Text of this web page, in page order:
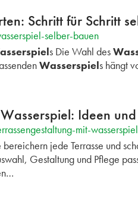
Schritt für Schritt
selber-bauen
s Die Wahl des
Wasserspiels hängt
Ideen
mit-wasserspiel
bereichern jede Terrasse und
Gestaltung und Pflege